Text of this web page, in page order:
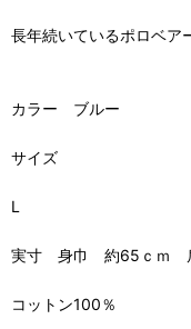
長年続いているポロベア
カラー ブルー
サイズ
L
実寸 身巾 約65ｃｍ
コットン100％